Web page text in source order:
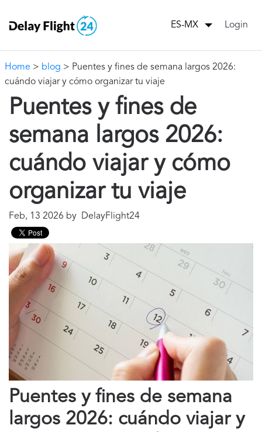
ES-MX Login
Home > blog > Puentes y fines de semana largos 2026:
cuándo viajar y cómo organizar tu viaje
Puentes y fines de
semana largos 2026:
cuándo viajar y cómo
organizar tu viaje
Feb, 13 2026 by DelayFlight24
Puentes y fines de semana
largos 2026: cuándo viajar y